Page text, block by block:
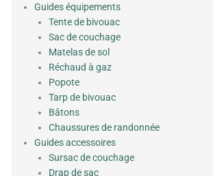
Guides équipements
Tente de bivouac
Sac de couchage
Matelas de sol
Réchaud à gaz
Popote
Tarp de bivouac
Bâtons
Chaussures de randonnée
Guides accessoires
Sursac de couchage
Drap de sac